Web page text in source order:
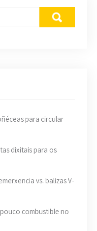
para circular
dixitais para os
vs. balizas V-
combustible no